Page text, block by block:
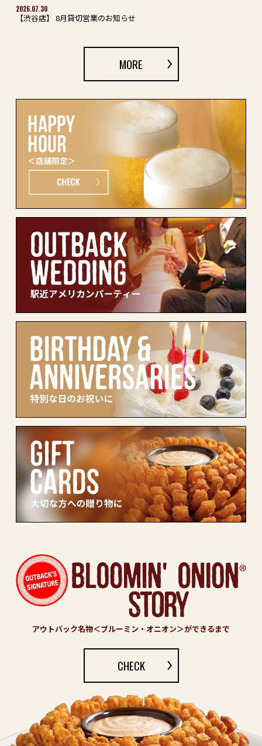
2026.07.30
【渋谷店】 8月貸切営業のお知らせ
MORE
アウトバック名物＜ブルーミン・オニオン＞ができるまで
CHECK